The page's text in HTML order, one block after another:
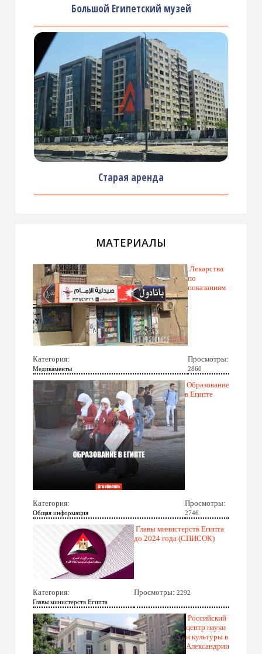
Большой Египетский музей
Старая аренда
МАТЕРИАЛЫ
Лекарства
по
показаниям
Категория:
Медикаменты
Просмотры:
2860
Образование
в Египте
Категория:
Общая информация
Просмотры:
2746
Главы министерств Египта
до 2024 года (СПИСОК)
Категория:
Главы министерств Египта
Просмотры: 2292
Российский
центр науки
и культуры в
Александрии